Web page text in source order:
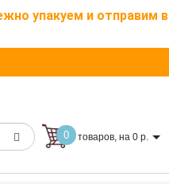
упакуем и отправим в
0 товаров, на 0 р.